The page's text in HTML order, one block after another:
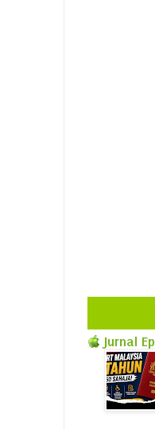
Jurnal